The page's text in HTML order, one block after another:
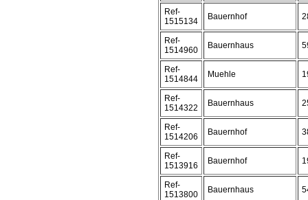
Ref-
1515134
Bauernhof
Ref-
1514960
Bauernhaus
Ref-
1514844
Muehle
Ref-
1514322
Bauernhaus
Ref-
1514206
Bauernhof
Ref-
1513916
Bauernhof
Ref-
1513800
Bauernhaus